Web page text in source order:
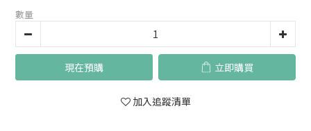
數量
現在預購 立即購買
加入追蹤清單